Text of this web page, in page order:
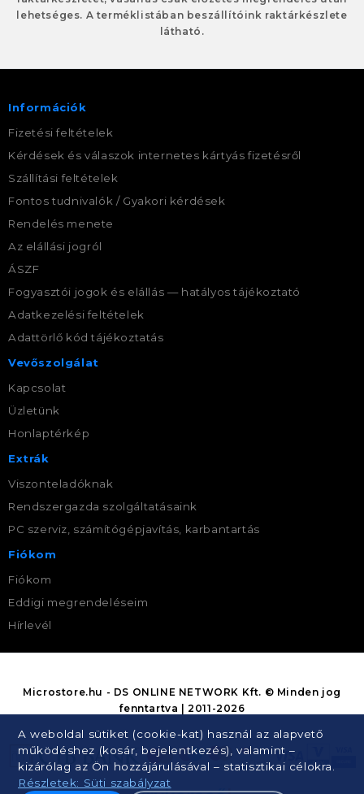
lehetséges. A terméklistában beszállítóink raktárkészlete
látható.
Információk
Fizetési feltételek
Kérdések és válaszok internetes kártyás fizetésről
Szállítási feltételek
Fontos tudnivalók / Gyakori kérdések
Rendelés menete
Az elállási jogról
ÁSZF
Fogyasztói jogok és elállás — hatályos tájékoztató
Adatkezelési feltételek
Adattörlő kód tájékoztatás
Vevőszolgálat
Kapcsolat
Üzletünk
Honlaptérkép
Extrák
Viszonteladóknak
Rendszergazda szolgáltatásaink
PC szerviz, számítógépjavítás, karbantartás
Fiókom
Fiókom
Eddigi megrendeléseim
Hírlevél
A weboldal sütiket (cookie-kat) használ az alapvető
működéshez (kosár, bejelentkezés), valamint –
kizárólag az Ön hozzájárulásával – statisztikai célokra.
Részletek: Süti szabályzat
Microstore.hu - DS ONLINE NETWORK Kft. © Minden jog
fenntartva | 2011-2026